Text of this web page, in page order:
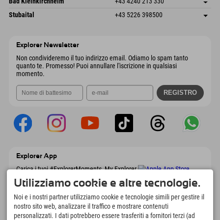
Austria
Prenotazione
Dorfstraße 24
9546 Bad Kleinkirchheim
Salva indirizzo
Informazioni sull'arrivo
Stubaital +43 5226 398500
Explorer Newsletter
Non condivideremo il tuo indirizzo email. Odiamo lo spam tanto
quanto te. Promesso! Puoi annullare l'iscrizione in qualsiasi
momento.
Explorer App
Carica i tuoi #ExplorerMoments, My Explorer
lista dei desideri, panoramica dei ristoranti e
molto altro. Scaricalo subito!
Utilizziamo cookie e altre tecnologie.
Noi e i nostri partner utilizziamo cookie e tecnologie simili per gestire il
nostro sito web, analizzare il traffico e mostrare contenuti
personalizzati. I dati potrebbero essere trasferiti a fornitori terzi (ad